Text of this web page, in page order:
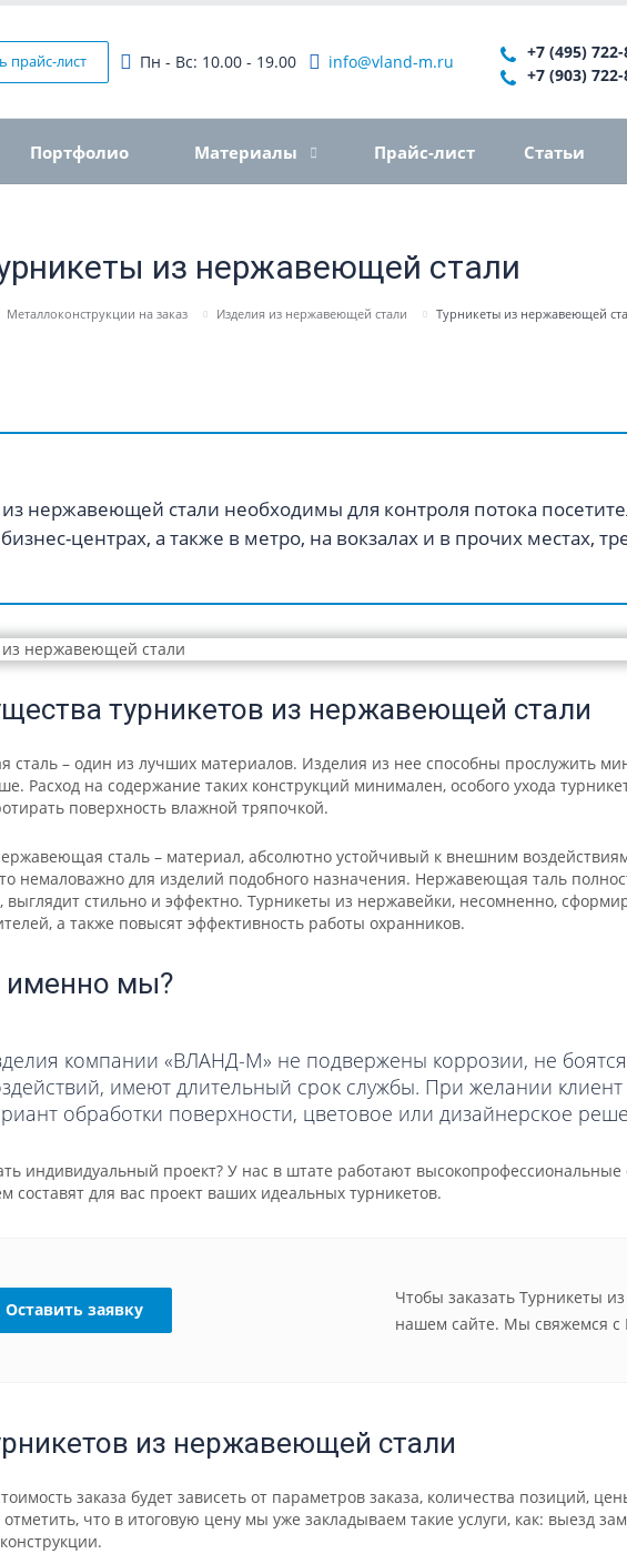
прайс-лист Пн - Вс: 10.00 - 19.00 info@vland-m.ru
+7 (495) 722-
+7 (903) 722-
Портфолио Материалы Прайс-лист Статьи
из нержавеющей стали
Металлоконструкции на заказ Изделия из нержавеющей стали Турникеты из нержавеющей
нержавеющей стали необходимы для контроля потока
центрах, а также в метро, на вокзалах и в прочих местах,
турникетов из нержавеющей стали
– один из лучших материалов. Изделия из нее способны прослужить
Расход на содержание таких конструкций минимален, особого ухода
поверхность влажной тряпочкой.
сталь – материал, абсолютно устойчивый к внешним
немаловажно для изделий подобного назначения. Нержавеющая таль
выглядит стильно и эффектно. Турникеты из нержавейки, несомненно,
а также повысят эффективность работы охранников.
именно мы?
компании «ВЛАНД-М» не подвержены коррозии, не
имеют длительный срок службы. При желании
обработки поверхности, цветовое или дизайнерское
индивидуальный проект? У нас в штате работают
составят для вас проект ваших идеальных турникетов.
Оставить заявку
Чтобы заказать Турникеты
нашем сайте. Мы свяжемся
из нержавеющей стали
заказа будет зависеть от параметров заказа, количества позиций,
что в итоговую цену мы уже закладываем такие услуги, как: выезд